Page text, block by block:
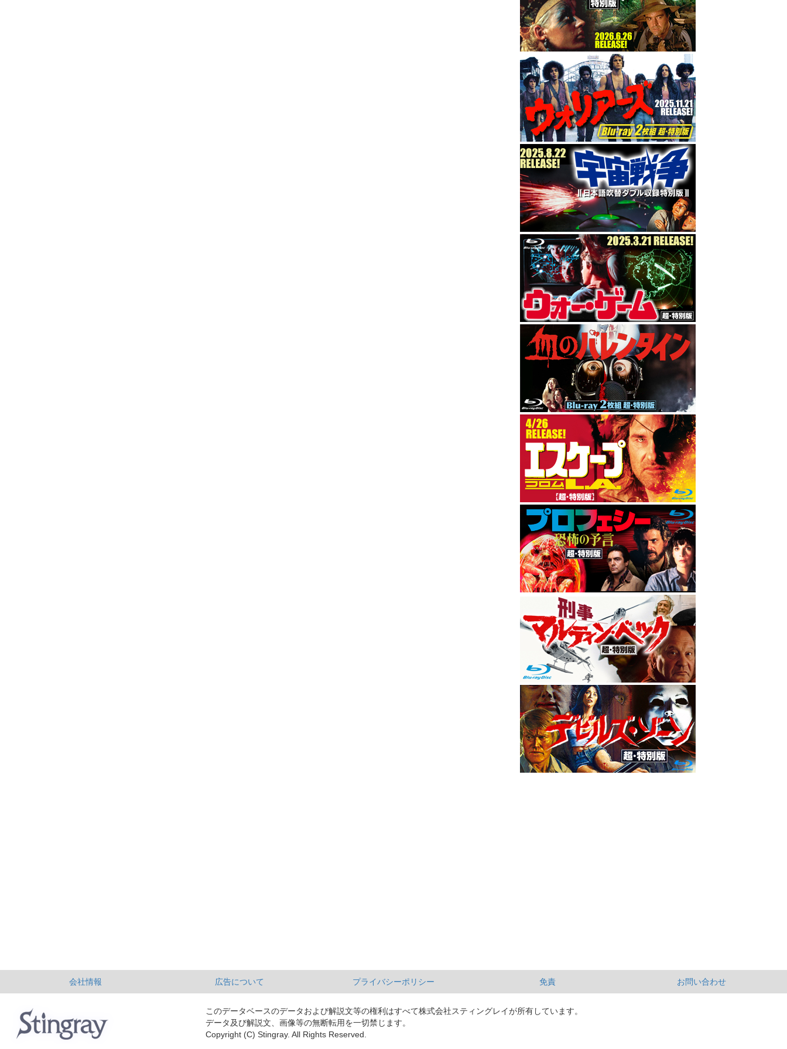
会社情報 広告について プライバシーポリシー 免責 お問い合わせ
このデータベースのデータおよび解説文等の権利はすべて株式会社スティングレイが所有しています。
データ及び解説文、画像等の無断転用を一切禁じます。
Copyright (C) Stingray. All Rights Reserved.